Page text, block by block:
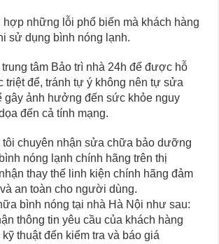
hợp những lỗi phổ biến mà khách hàng
sử dụng bình nóng lạnh.
tâm Bảo trì nhà 24h để được hỗ
triệt để, tránh tự ý không nên tự sửa
gây ảnh hưởng đến sức khỏe nguy
đến cả tính mạng.
tôi chuyên nhận sửa chữa bảo dưỡng
nóng lạnh chính hãng trên thị
thay thế linh kiện chính hãng đảm
an toàn cho người dùng.
bình nóng tại nhà Hà Nội như sau:
thông tin yêu cầu của khách hàng
thuật đến kiểm tra và báo giá